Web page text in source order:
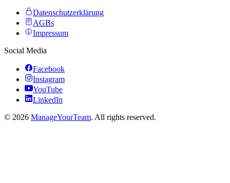
Datenschutzerklärung
AGBs
Impressum
Social Media
Facebook
Instagram
YouTube
LinkedIn
© 2026 ManageYourTeam. All rights reserved.